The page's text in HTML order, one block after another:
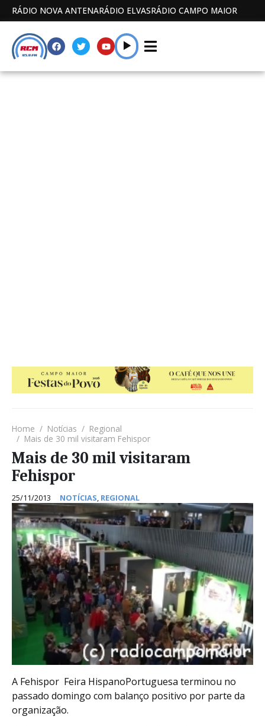
RÁDIO NOVA ANTENARÁDIO ELVASRÁDIO CAMPO MAIOR
Home Notícias
Regional
Mais de 30 mil visitaram Fehispor
Mais de 30 mil visitaram
Fehispor
25/11/2013 NOTÍCIAS, REGIONAL
A Fehispor  Feira HispanoPortuguesa terminou no
passado domingo com balanço positivo por parte da
organização.